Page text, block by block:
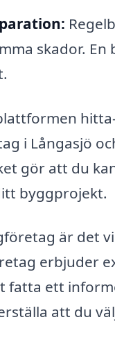
skador.
i Långasjö
gör att du
byggprojekt.
är det
erbjuder
fatta ett
att du